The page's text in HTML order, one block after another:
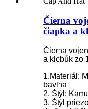
Čierna
čiapka a
Čierna
a klobúk zo
1.Materiál:
bavlna
2. Štýl:
3. Štýl